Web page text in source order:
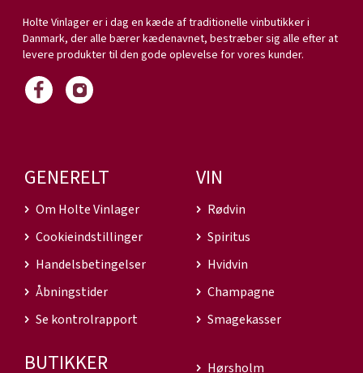
Holte Vinlager er i dag en kæde af traditionelle vinbutikker i
Danmark, der alle bærer kædenavnet, bestræber sig alle efter at
levere produkter til den gode oplevelse for vores kunder.
GENERELT
Om Holte Vinlager
Cookieindstillinger
Handelsbetingelser
Åbningstider
Se kontrolrapport
VIN
Rødvin
Spiritus
Hvidvin
Champagne
Smagekasser
BUTIKKER Hørsholm